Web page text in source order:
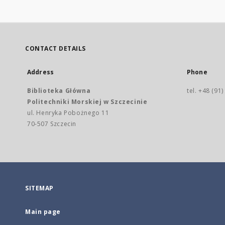
CONTACT DETAILS
Address
Biblioteka Główna
Politechniki Morskiej w Szczecinie
ul. Henryka Pobożnego 11
70-507 Szczecin
Phone
tel. +48
SITEMAP
Main page